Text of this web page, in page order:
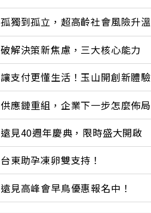
孤獨到孤立，超高齡社會風險升溫
破解決策新焦慮，三大核心能力
讓支付更懂生活！玉山開創新體驗
供應鏈重組，企業下一步怎麼佈局
遠見40週年慶典，限時盛大開啟
台東助孕凍卵雙支持！
遠見高峰會早鳥優惠報名中！